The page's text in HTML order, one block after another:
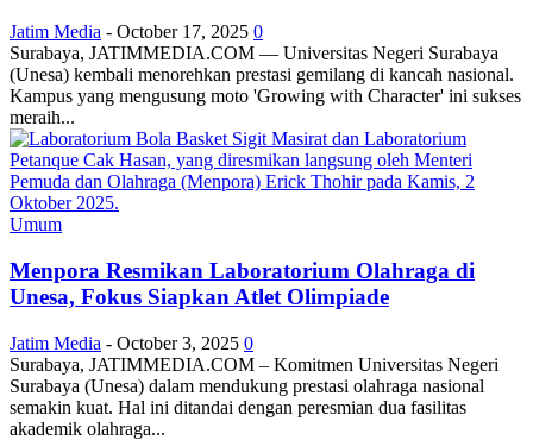
Jatim Media - October 17, 2025 0
Surabaya, JATIMMEDIA.COM — Universitas Negeri Surabaya
(Unesa) kembali menorehkan prestasi gemilang di kancah nasional.
Kampus yang mengusung moto 'Growing with Character' ini sukses
meraih...
Umum
Menpora Resmikan Laboratorium Olahraga di
Unesa, Fokus Siapkan Atlet Olimpiade
Jatim Media - October 3, 2025 0
Surabaya, JATIMMEDIA.COM – Komitmen Universitas Negeri
Surabaya (Unesa) dalam mendukung prestasi olahraga nasional
semakin kuat. Hal ini ditandai dengan peresmian dua fasilitas
akademik olahraga...